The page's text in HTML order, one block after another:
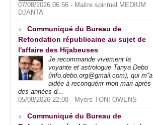
07/08/2026 06:56 - Maitre spirituel MEDIUM
DJANTA
Communiqué du Bureau de
Refondation républicaine au sujet de
l'affaire des Hijabeuses
Je recommande vivement la
voyante et astrologue Tanya Debo
(info.debo.org@gmail.com), qui m''a
aidée à reconquérir mon mari après
des années d...
05/08/2026 22:08 - Myers TONI OWENS
Communiqué du Bureau de